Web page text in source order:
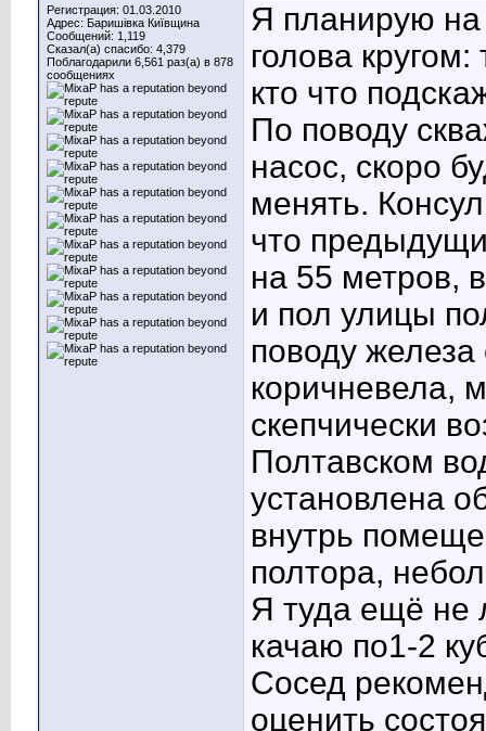
Регистрация: 01.03.2010
Адрес: Баришівка Київщина
Сообщений: 1,119
Сказал(а) спасибо: 4,379
Поблагодарили 6,561 раз(а) в 878
сообщениях
Я планирую на
голова
кто что
По поводу
насос, скоро
менять.
что
на 55 метров,
и пол улицы
поводу
коричневела,
скепчически
Полтавском
установлена
внутрь
полтора,
Я туда ещё не
качаю по1-2
Сосед
оценить